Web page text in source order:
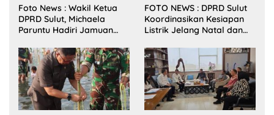
Foto News : Wakil Ketua
DPRD Sulut, Michaela
Paruntu Hadiri Jamuan
Sulut Bersama Wamenkes
RI
FOTO NEWS : DPRD Sulut
Koordinasikan Kesiapan
Listrik Jelang Natal dan